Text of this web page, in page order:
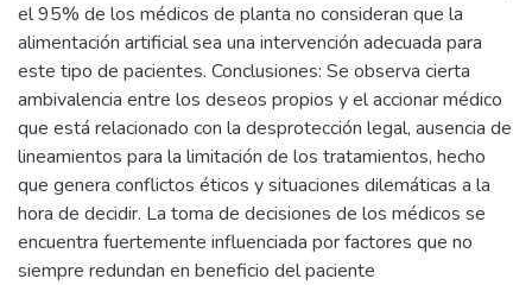
el 95% de los médicos de planta no consideran que la
alimentación artificial sea una intervención adecuada para
este tipo de pacientes. Conclusiones: Se observa cierta
ambivalencia entre los deseos propios y el accionar médico
que está relacionado con la desprotección legal, ausencia de
lineamientos para la limitación de los tratamientos, hecho
que genera conflictos éticos y situaciones dilemáticas a la
hora de decidir. La toma de decisiones de los médicos se
encuentra fuertemente influenciada por factores que no
siempre redundan en beneficio del paciente